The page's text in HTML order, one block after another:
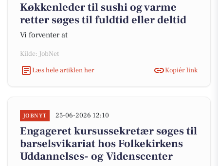
Køkkenleder til sushi og varme
retter søges til fuldtid eller deltid
Vi forventer at
Kilde: JobNet
Læs hele artiklen her
Kopiér link
JOBNYT 25-06-2026 12:10
Engageret kursussekretær søges til
barselsvikariat hos Folkekirkens
Uddannelses- og Videnscenter